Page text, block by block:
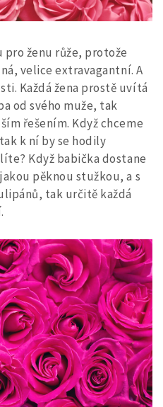
pro ženu růže, protože
velice extravagantní. A
Každá žena prostě uvítá
od svého muže, tak
řešením. Když chceme
k ní by se hodily
Když babička dostane
pěknou stužkou, a s
tak určitě každá